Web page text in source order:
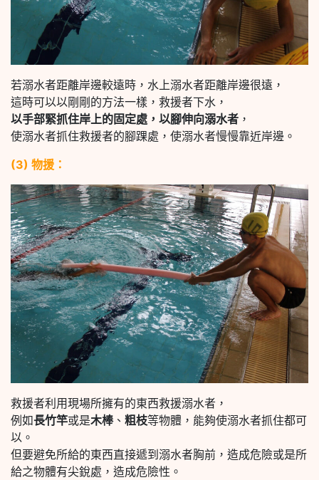
若溺水者距離岸邊較遠時，水上溺水者距離岸邊很遠，
這時可以以剛剛的方法一樣，救援者下水，
以手部緊抓住岸上的固定處，以腳伸向溺水者 ，
使溺水者抓住救援者的腳踝處，使溺水者慢慢靠近岸邊。
(3) 物援：
救援者利用現場所擁有的東西救援溺水者，
例如長竹竿或是木棒、 粗枝等物體，能夠使溺水者抓住都可
以。
但要避免所給的東西直接遞到溺水者胸前，造成危險或是所
給之物體有尖銳處，造成危險性。